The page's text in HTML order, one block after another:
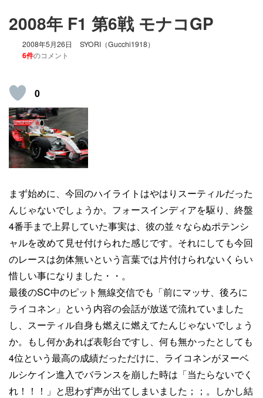
2008年 F1 第6戦 モナコGP
2008年5月26日 SYORI（Gucchi1918）
6件のコメント
0
まず始めに、今回のハイライトはやはりスーティルだった
んじゃないでしょうか。フォースインディアを駆り、終盤
4番手まで上昇していた事実は、彼の並々ならぬポテンシ
ャルを改めて見せ付けられた感じです。それにしても今回
のレースは勿体無いという言葉では片付けられないくらい
惜しい事になりました・・。
最後のSC中のピット無線交信でも「前にマッサ、後ろに
ライコネン」という内容の会話が放送で流れていました
し、スーティル自身も燃えに燃えてたんじゃないでしょう
か。もし何かあれば表彰台ですし、何も無かったとしても
4位という最高の成績だっただけに、ライコネンがヌーベ
ルシケイン進入でバランスを崩した時は「当たらないでく
れ！！！」と思わず声が出てしまいました；；。しかし結